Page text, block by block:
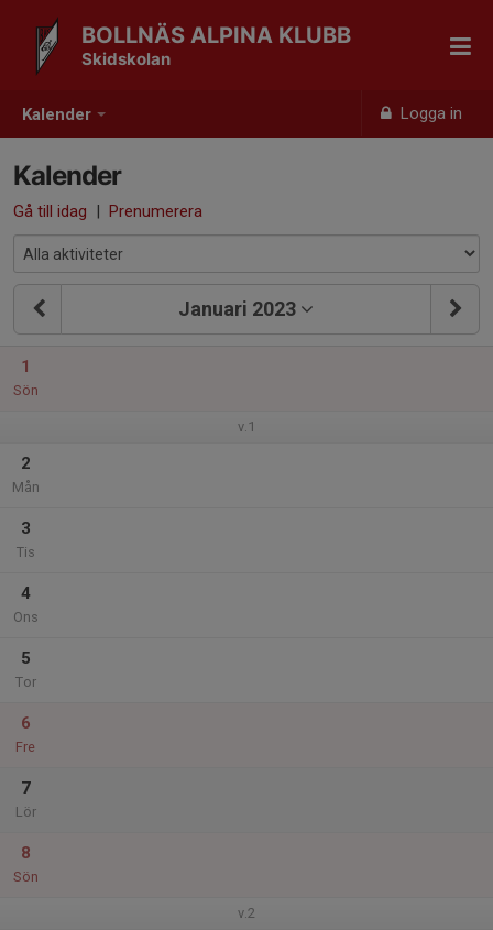
Kalender Logga in
BOLLNÄS ALPINA KLUBB
Skidskolan
Kalender
Gå till idag | Prenumerera
Januari 2023
1
Sön
v.1
2
Mån
3
Tis
4
Ons
5
Tor
6
Fre
7
Lör
8
Sön
v.2